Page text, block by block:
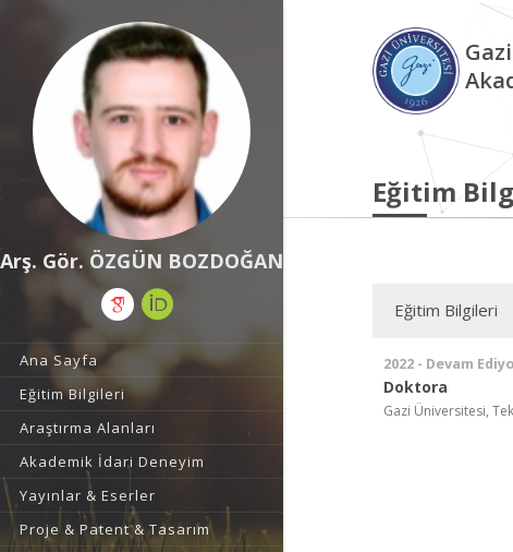
Arş. Gör. ÖZGÜN BOZDOĞAN
Ana Sayfa
Eğitim Bilgileri
Araştırma Alanları
Akademik İdari Deneyim
Yayınlar & Eserler
Proje & Patent & Tasarım
Eğitim
Eğitim Bilgileri
2022 - Devam
Doktora
Gazi Üniversitesi,